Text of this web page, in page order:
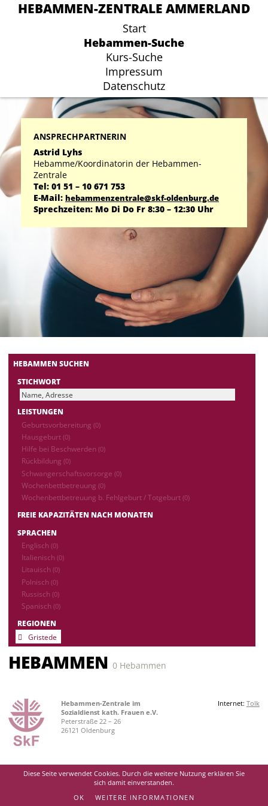
HEBAMMEN-ZENTRALE AMMERLAND
Start
Hebammen-Suche
Kurs-Suche
Impressum
Datenschutz
HEBAMMEN-ZENTRALE AMMERLAND
Start
Hebammen-Suche
Kurs-Suche
Impressum
Datenschutz
ANSPRECHPARTNERIN
Astrid Lyhs
Hebamme/Koordinatorin der Hebammen-
Zentrale
Tel: 01 51 – 10 671 753
E-Mail: hebammenzentrale@skf-oldenburg.de
Sprechzeiten: Mo Di Do Fr 8:30 – 12:30 Uhr
HEBAMMEN SUCHEN
STICHWORT
LEISTUNGEN
Geburtsvorbereitung (0)
Hausgeburt (0)
Hilfe bei Beschwerden (0)
Rückbildung (0)
Schwangerschaftsvorsorge (0)
Wochenbettbetreuung (0)
Wochenbettbetreuung b. Fehlgeburt / Totgeburt (0)
FREIE KAPAZITÄTEN NACH MONATEN
SPRACHEN
Englisch (0)
Italienisch (0)
Litauisch (0)
Polnisch (0)
Russisch (0)
Spanisch (0)
REGIONEN
Gristede
HEBAMMEN 0 Hebammen
Internet: Tolk
Hebammen-Zentrale im
Sozialdienst kath. Frauen e.V.
Peterstraße 22 – 26
26121 Oldenburg
Diese Seite verwendet Cookies. Durch die weitere Nutzung erklären Sie
sich damit einverstanden.
OK
WEITERE INFORMATIONEN